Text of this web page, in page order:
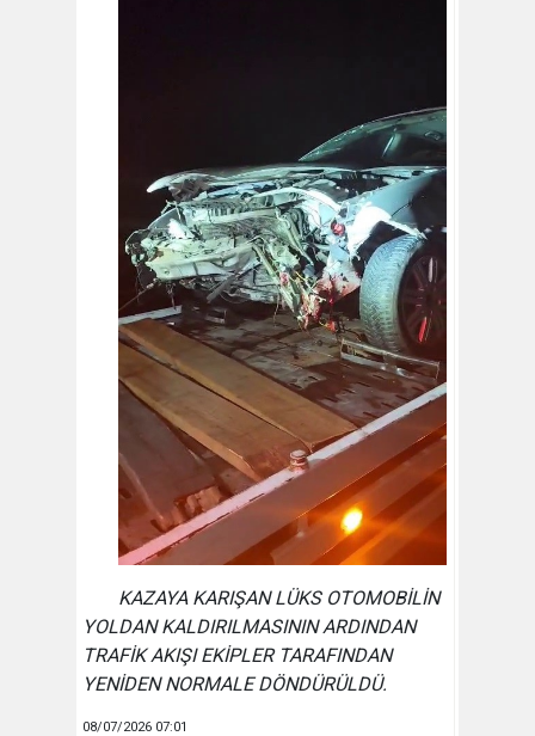
KAZAYA KARIŞAN LÜKS OTOMOBİLİN
YOLDAN KALDIRILMASININ ARDINDAN
TRAFİK AKIŞI EKİPLER TARAFINDAN
YENİDEN NORMALE DÖNDÜRÜLDÜ.
08/07/2026 07:01